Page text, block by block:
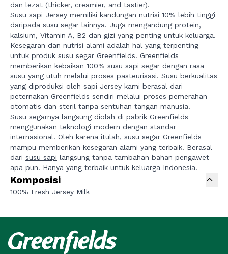
dan lezat (thicker, creamier, and tastier).
Susu sapi Jersey memiliki kandungan nutrisi 10% lebih tinggi
daripada susu segar lainnya. Juga mengandung protein,
kalsium, Vitamin A, B2 dan gizi yang penting untuk keluarga.
Kesegaran dan nutrisi alami adalah hal yang terpenting
untuk produk susu segar Greenfields. Greenfields
memberikan kebaikan 100% susu sapi segar dengan rasa
susu yang utuh melalui proses pasteurisasi. Susu berkualitas
yang diproduksi oleh sapi Jersey kami berasal dari
peternakan Greenfields sendiri melalui proses pemerahan
otomatis dan steril tanpa sentuhan tangan manusia.
Susu segarnya langsung diolah di pabrik Greenfields
menggunakan teknologi modern dengan standar
internasional. Oleh karena itulah, susu segar Greenfields
mampu memberikan kesegaran alami yang terbaik. Berasal
dari susu sapi langsung tanpa tambahan bahan pengawet
apa pun. Hanya yang terbaik untuk keluarga Indonesia.
Komposisi
100% Fresh Jersey Milk